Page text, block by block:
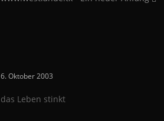
6. Oktober 2003
das Leben stinkt